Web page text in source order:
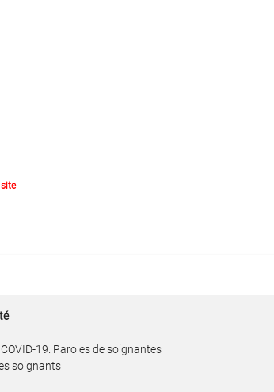
19. Paroles de soignantes
soignants